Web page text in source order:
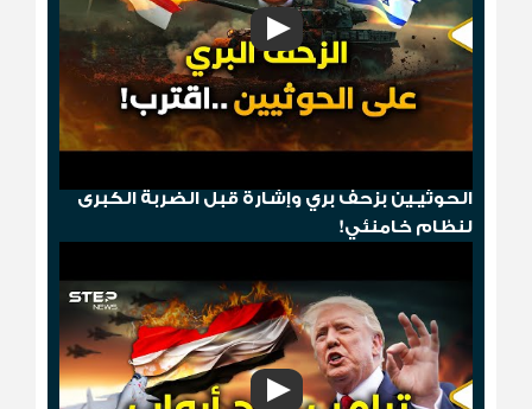
الحوثيـين بزحف بري وإشارة قبل الضربة الكبرى
لنظام خامنئي!